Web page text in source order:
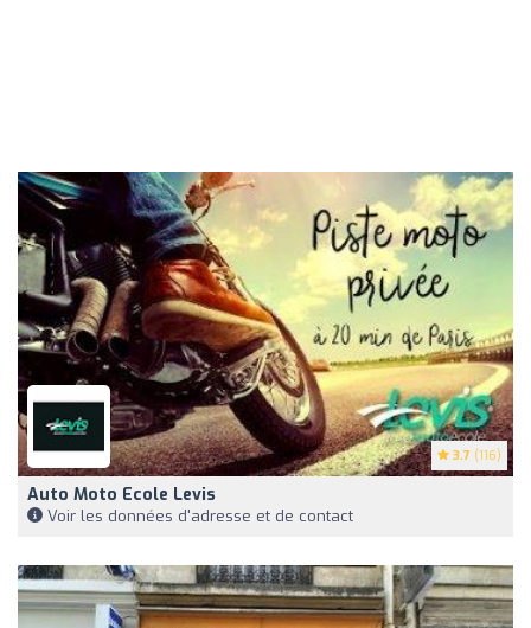
3.7 (116)
Auto Moto Ecole Levis
Voir les données d'adresse et de contact